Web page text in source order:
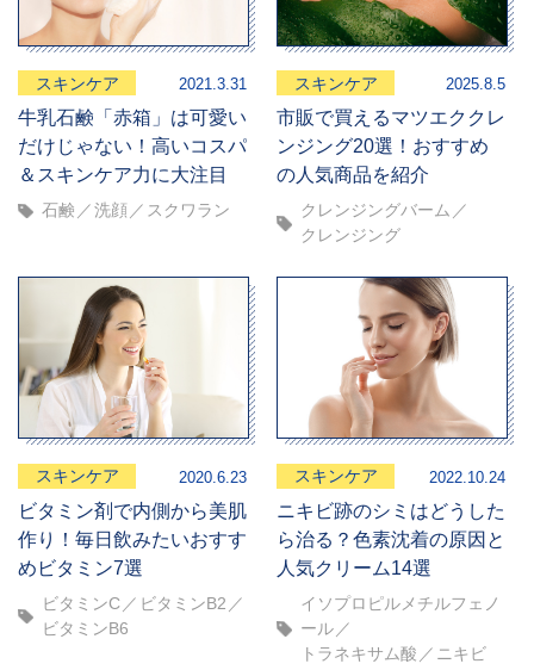
スキンケア 2021.3.31
牛乳石鹸「赤箱」は可愛い
だけじゃない！高いコスパ
＆スキンケア力に大注目
石鹸 洗顔 スクワラン
スキンケア 2025.8.5
市販で買えるマツエククレ
ンジング20選！おすすめ
の人気商品を紹介
クレンジングバーム
クレンジング
スキンケア 2020.6.23
ビタミン剤で内側から美肌
作り！毎日飲みたいおすす
めビタミン7選
ビタミンC
ビタミンB2
ビタミンB6
スキンケア 2022.10.24
ニキビ跡のシミはどうした
ら治る？色素沈着の原因と
人気クリーム14選
イソプロピルメチルフェノ
ール
トラネキサム酸
ニキビ